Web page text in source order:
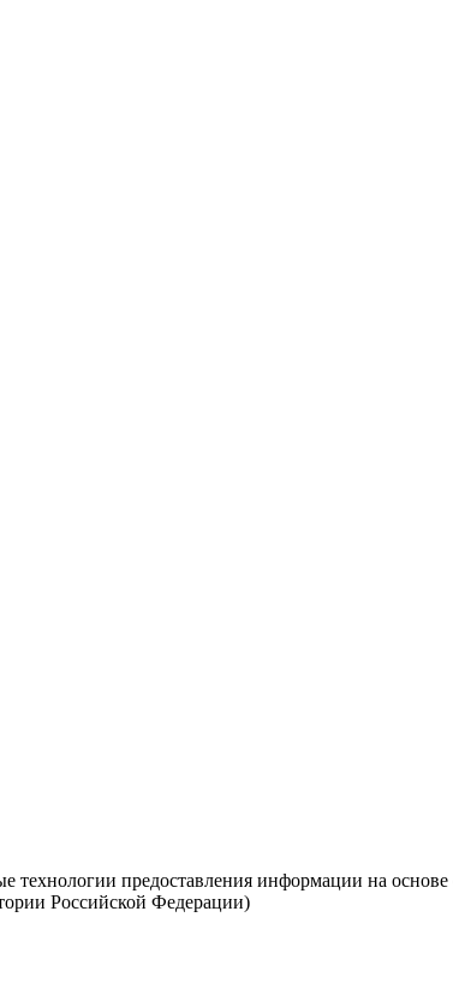
технологии предоставления информации на основе
Российской Федерации)